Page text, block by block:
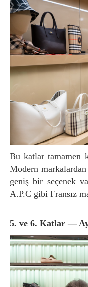
Bu katlar tamamen kadın modasına ayrılmış durumda.
Modern markalardan
geniş bir seçenek
A.P.C gibi Fransız
5. ve 6. Katlar —